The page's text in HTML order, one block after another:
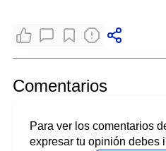
Comentarios
Para ver los comentarios
expresar tu opinión debes